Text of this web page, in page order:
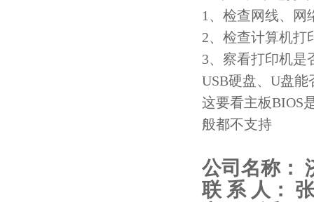
1、检查网线、网
2、检查计算机打
3、察看打印机是
USB硬盘、U盘
这要看主板BIOS
般都不支持
公司名称：
联 系 人：